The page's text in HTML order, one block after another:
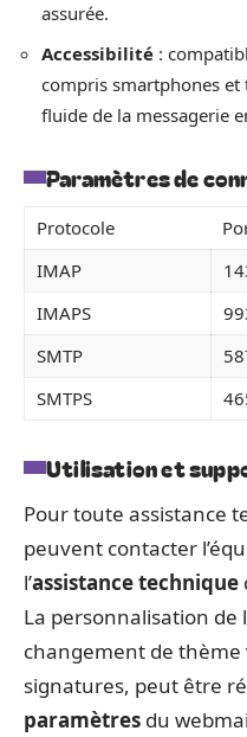
assurée.
Accessibilité :
compris smartphones
fluide de la messagerie
Paramètres de
Protocole
IMAP
IMAPS
SMTP
SMTPS
Utilisation et
Pour toute assistance
peuvent contacter
l’assistance technique
La personnalisation de
changement de thème
signatures, peut être
paramètres du